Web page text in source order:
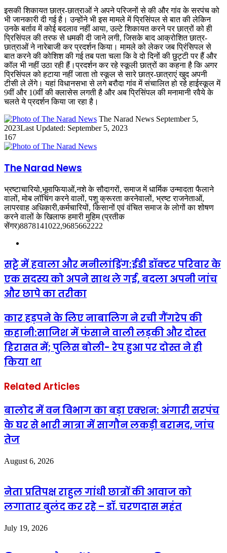
इसकी शिकायत छात्र-छात्राओं ने अपने परिजनों से की और गांव के सरपंच को
भी जानकारी दी गई है। उन्होंने भी इस मामले में प्रिसिंपल से बात की लेकिन
उनके बर्ताव में कोई बदलाव नहीं आया, उल्टे शिकायत करने पर छात्रों को ही
प्रिसिंपल की तरफ से धमकी दी जाने लगी, जिसके बाद आक्रोशित छात्र-
छात्राओं ने नारेबाजी कर प्रदर्शन किया। मामले को लेकर जब प्रिंसिपल से
बात करने की कोशिश की गई तब पता चला कि वे दो दिनों की छुट्टी पर हैं और
कॉल भी नहीं उठा रही हैं।प्रदर्शन कर रहे स्कूली छात्रों का कहना है कि अगर
प्रिसिंपल को हटाया नहीं जाता तो स्कूल से सारे छात्र-छात्राएं खुद अपनी
टीसी ले लेंगे। यहां विधानसभा से लगे बरौदा गांव में संचालित हो रहे हाईस्कूल में
9वीं और 10वीं की क्लासेस लगती है और अब प्रिसिंपल की मनामानी रवैये के
चलते ये प्रदर्शन किया जा रहा है।
The Narad News Send
September 5,
2023Last Updated: September 5, 2023
167
The Narad News
भ्रष्टाचारियो,भूमाफियाओं,नशे के सौदागरों, समाज में धार्मिक उन्मादता फैलाने
वालों, मोब लॉचिंग करने वालों, पशु क्रूरता करनेवालों, भ्रष्ट राजनेताओं,
लापरवाह अधिकारी,कर्मचारियों, किसानों एवं वंचित समाज के लोगों का शोषण
करने वालों के खिलाफ हमारी मुहिम (प्रतीक
सेंगर)8878141022,9685662222
सट्टे में हवाला और मनीलांड्रिंग:ईडी डॉक्टर परिवार के
एक सदस्य को अपने साथ ले गई, बदला अपनी जांच
और छापे का तरीका
कार हड़पने के लिए नाबालिग ने रची गैंगरेप की
कहानी:साजिश में फंसाने वाली लड़की और दोस्त
हिरासत में; पुलिस बोली- रेप हुआ पर दोस्त ने ही
किया था
Related Articles
बालोद में वन विभाग का बड़ा एक्शन: अंगारी सरपंच
के घर से भारी मात्रा में सागौन लकड़ी बरामद, जांच
तेज
August 6, 2026
नेता प्रतिपक्ष राहुल गांधी छात्रों की आवाज को
लगातार बुलंद कर रहे – डॉ. चरणदास महंत
July 19, 2026